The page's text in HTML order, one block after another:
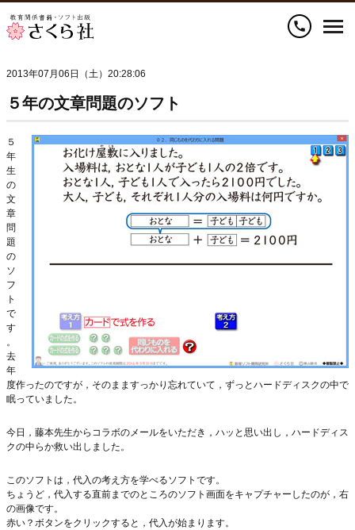
call
2013年07月06日（土）20:28:06
５年の文章問題のソフト
５
年
生
の
文
章
問
題
の
ソ
フ
ト
で
す
。
去
年
度作ったのですが，そのまますっかり忘れていて，ずっとハードディスクの中で
眠っていました。
今日，藤本先生からコラボのメールをいただき，ハッと思い出し，ハードディス
クの中らか救い出しました。
このソフトは，代入の考え方を学べるソフトです。
ちょうど，代入する直前までのところのソフト画面をキャプチャーしたのが，右
の画像です。
赤い？ボタンをクリックすると，代入が始まります。